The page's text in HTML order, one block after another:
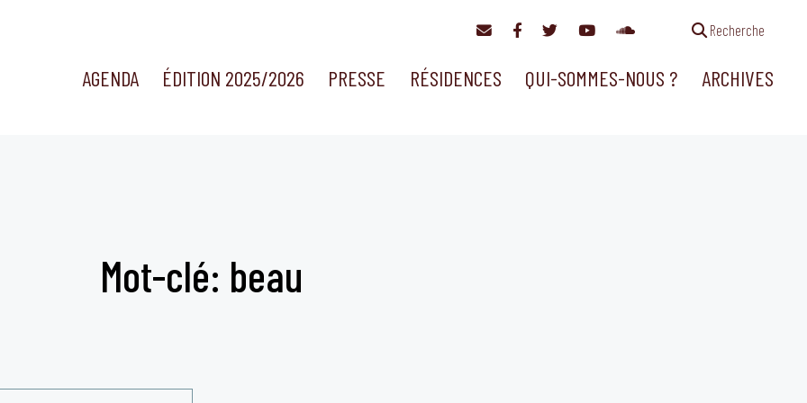
Recherche
AGENDA ÉDITION 2025/2026 PRESSE RÉSIDENCES QUI-SOMMES-NOUS ? ARCHIVES
Mot-clé: beau